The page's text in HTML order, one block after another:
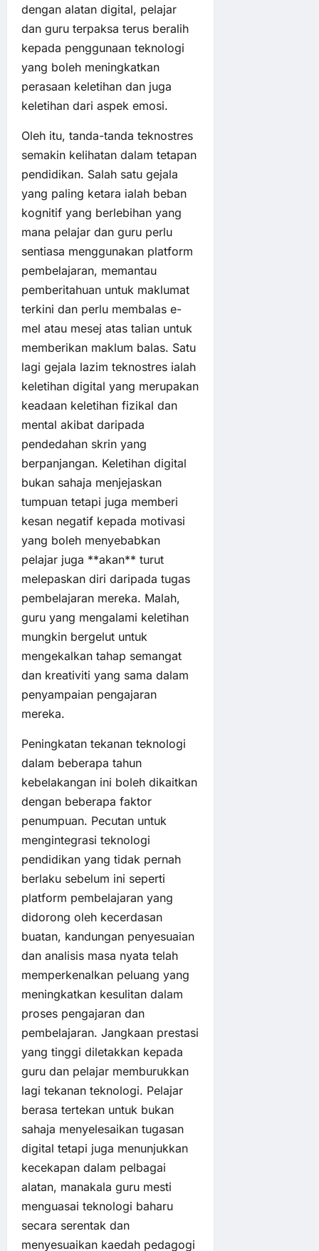
dengan alatan digital, pelajar
dan guru terpaksa terus beralih
kepada penggunaan teknologi
yang boleh meningkatkan
perasaan keletihan dan juga
keletihan dari aspek emosi.
Oleh itu, tanda-tanda teknostres
semakin kelihatan dalam tetapan
pendidikan. Salah satu gejala
yang paling ketara ialah beban
kognitif yang berlebihan yang
mana pelajar dan guru perlu
sentiasa menggunakan platform
pembelajaran, memantau
pemberitahuan untuk maklumat
terkini dan perlu membalas e-
mel atau mesej atas talian untuk
memberikan maklum balas. Satu
lagi gejala lazim teknostres ialah
keletihan digital yang merupakan
keadaan keletihan fizikal dan
mental akibat daripada
pendedahan skrin yang
berpanjangan. Keletihan digital
bukan sahaja menjejaskan
tumpuan tetapi juga memberi
kesan negatif kepada motivasi
yang boleh menyebabkan
pelajar juga **akan** turut
melepaskan diri daripada tugas
pembelajaran mereka. Malah,
guru yang mengalami keletihan
mungkin bergelut untuk
mengekalkan tahap semangat
dan kreativiti yang sama dalam
penyampaian pengajaran
mereka.
Peningkatan tekanan teknologi
dalam beberapa tahun
kebelakangan ini boleh dikaitkan
dengan beberapa faktor
penumpuan. Pecutan untuk
mengintegrasi teknologi
pendidikan yang tidak pernah
berlaku sebelum ini seperti
platform pembelajaran yang
didorong oleh kecerdasan
buatan, kandungan penyesuaian
dan analisis masa nyata telah
memperkenalkan peluang yang
meningkatkan kesulitan dalam
proses pengajaran dan
pembelajaran. Jangkaan prestasi
yang tinggi diletakkan kepada
guru dan pelajar memburukkan
lagi tekanan teknologi. Pelajar
berasa tertekan untuk bukan
sahaja menyelesaikan tugasan
digital tetapi juga menunjukkan
kecekapan dalam pelbagai
alatan, manakala guru mesti
menguasai teknologi baharu
secara serentak dan
menyesuaikan kaedah pedagogi